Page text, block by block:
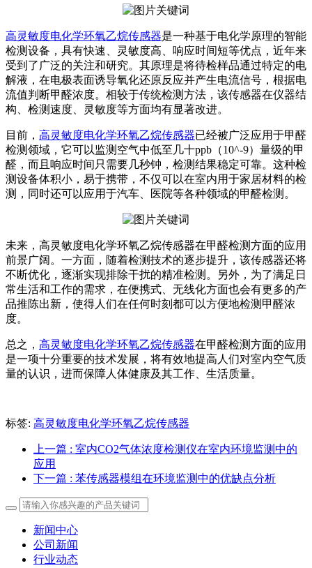
高灵敏度电化学环氧乙烷传感器是一种基于电化学原理的智能
检测设备，具有快速、灵敏度高、响应时间短等优点，近年来
受到了广泛的关注和研究。其原理是将待检样品通过特定的电
解液，在电极表面诱导氧化还原反应并产生电流信号，根据电
流值判断甲醛浓度。相较于传统检测方法，该传感器在仪器结
构、检测速度、灵敏度等方面均有显著改进。
目前， 高灵敏度电化学环氧乙烷传感器已经被广泛应用于甲醛
检测领域，它可以监测空气中低至几十ppb（10^-9）量级的甲
醛，而且响应时间只需要几秒钟，检测结果稳定可靠。这种检
测设备体积小，易于携带，不仅可以在室内用于家居材料的检
测，同时还可以应用于汽车、医院等各种领域的甲醛检测。
未来，高灵敏度电化学环氧乙烷传感器在甲醛检测方面的应用
前景广阔。一方面，随着检测技术的逐步提升，该传感器还将
不断优化，逐渐实现排除干扰的精准检测。另外，为了满足日
常生活和工作的需求，在便携式、无线化方面也会有更多的产
品推陈出新，使得人们在任何时刻都可以方便地检测甲醛浓
度。
总之， 高灵敏度电化学环氧乙烷传感器在甲醛检测方面的应用
是一项十分重要的技术发展，将有效地提高人们对室内空气质
量的认识，进而保障人体健康及其工作、生活质量。
标签: 高灵敏度电化学环氧乙烷传感器
上一篇 : 室内CO2气体浓度检测仪在室内环境监测中的
应用
下一篇 : 苯传感器模组在环境监测中的优缺点分析
新闻中心
公司新闻
行业动态